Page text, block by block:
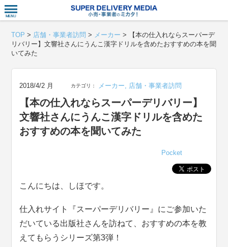
TOP > 店舗・事業者訪問 > メーカー >
【本の仕入れならスーパーデ
リバリー】文響社さんにうんこ漢字ドリルを含めたおすすめの本を聞
いてみた
2018/4/2 月 カテゴリ： メーカー, 店舗・事業者訪問
【本の仕入れならスーパーデリバリー】
文響社さんにうんこ漢字ドリルを含めた
おすすめの本を聞いてみた
Pocket
こんにちは、しほです。
仕入れサイト『スーパーデリバリー』にご参加いた
だいている出版社さんを訪ねて、おすすめの本を教
えてもらうシリーズ第3弾！